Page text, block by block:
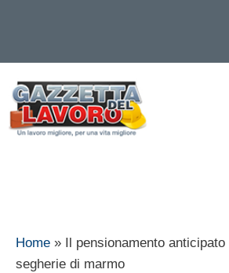
contenuto
Home »
Il pensionamento
segherie di marmo